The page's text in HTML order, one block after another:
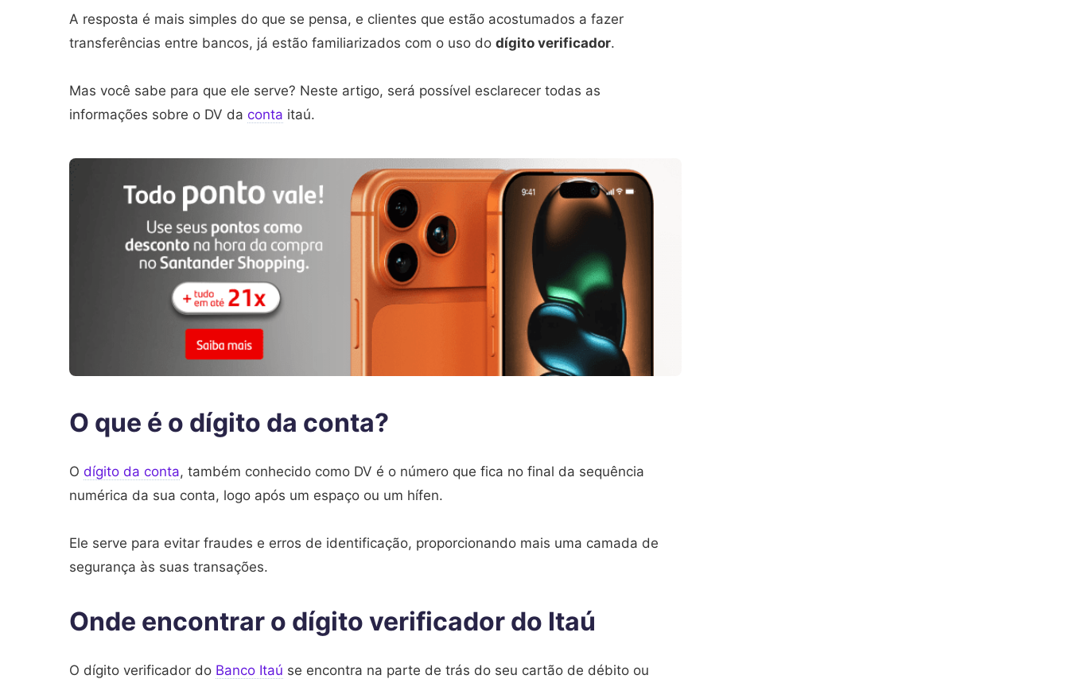
A resposta é mais simples do que se pensa, e clientes que estão acostumados a fazer
transferências entre bancos, já estão familiarizados com o uso do dígito verificador.
Mas você sabe para que ele serve? Neste artigo, será possível esclarecer todas as
informações sobre o DV da conta itaú.
O que é o dígito da conta?
O dígito da conta, também conhecido como DV é o número que fica no final da sequência
numérica da sua conta, logo após um espaço ou um hífen.
Ele serve para evitar fraudes e erros de identificação, proporcionando mais uma camada de
segurança às suas transações.
Onde encontrar o dígito verificador do Itaú
O dígito verificador do Banco Itaú se encontra na parte de trás do seu cartão de débito ou